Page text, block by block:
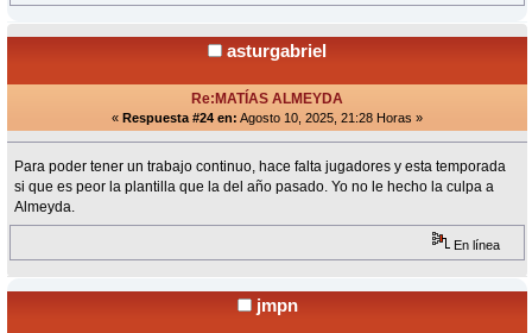
asturgabriel
Re:MATÍAS ALMEYDA
« Respuesta #24 en: Agosto 10, 2025, 21:28 Horas »
Para poder tener un trabajo continuo, hace falta jugadores y esta temporada
si que es peor la plantilla que la del año pasado. Yo no le hecho la culpa a
Almeyda.
En línea
jmpn